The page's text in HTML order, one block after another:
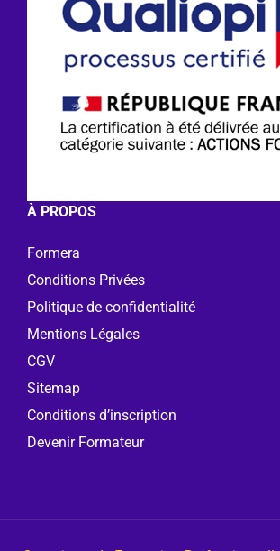
À PROPOS
Formera
Conditions Privées
Politique de confidentialité
Mentions Légales
CGV
Sitemap
Conditions d’inscription
Devenir Formateur